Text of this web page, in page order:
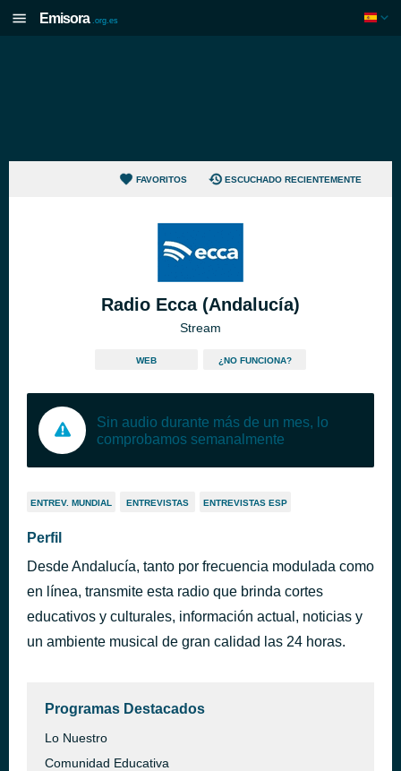
Emisora .org.es
FAVORITOS ESCUCHADO RECIENTEMENTE
Radio Ecca (Andalucía)
Stream
WEB ¿NO FUNCIONA?
Sin audio durante más de un mes, lo
comprobamos semanalmente
ENTREV. MUNDIAL ENTREVISTAS ENTREVISTAS ESP
Perfil
Desde Andalucía, tanto por frecuencia modulada como
en línea, transmite esta radio que brinda cortes
educativos y culturales, información actual, noticias y
un ambiente musical de gran calidad las 24 horas.
Programas Destacados
Lo Nuestro
Comunidad Educativa